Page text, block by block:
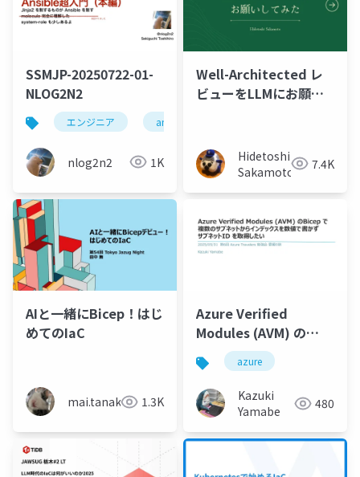
SSMJP-20250722-01-
NLOG2N2
エンジニア ansible
nlog2n2 1K
Well-Architected レ
ビューをLLMにお願い
Hidetoshi
Sakamoto
7.4K
AIと一緒にBicep！はじ
めてのIaC
mai.tanaka 1.3K
Azure Verified
Modules (AVM) の
Bicep で複数のサブネ
ットからインデックス
を数値で書かずサブネ
ットID を取得したい
azure
Kazuki
Yamabe
480